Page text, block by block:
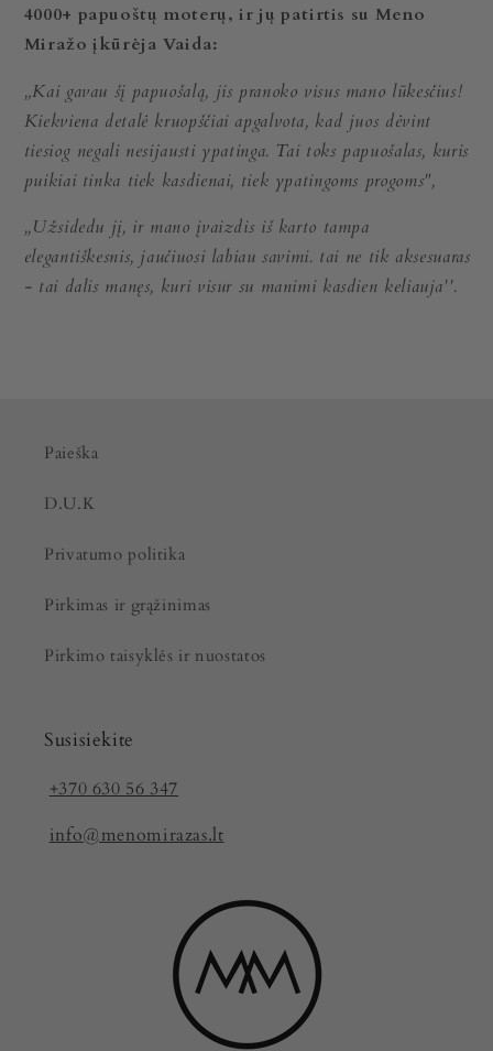
4000+ papuoštų moterų, ir jų patirtis su Meno
Miražo įkūrėja Vaida:
„Kai gavau šį papuošalą, jis pranoko visus mano lūkesčius!
Kiekviena detalė kruopščiai apgalvota, kad juos dėvint
tiesiog negali nesijausti ypatinga. Tai toks papuošalas, kuris
puikiai tinka tiek kasdienai, tiek ypatingoms progoms",
,,Užsidedu jį, ir mano įvaizdis iš karto tampa
elegantiškesnis, jaučiuosi labiau savimi. tai ne tik aksesuaras
- tai dalis manęs, kuri visur su manimi kasdien keliauja''.
Paieška
D.U.K
Privatumo politika
Pirkimas ir grąžinimas
Pirkimo taisyklės ir nuostatos
Susisiekite
+370 630 56 347
info@menomirazas.lt